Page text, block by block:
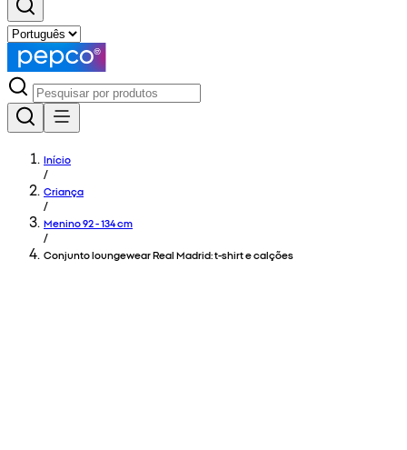
Início
/
Criança
/
Menino 92 - 134 cm
/
Conjunto loungewear Real Madrid: t-shirt e calções